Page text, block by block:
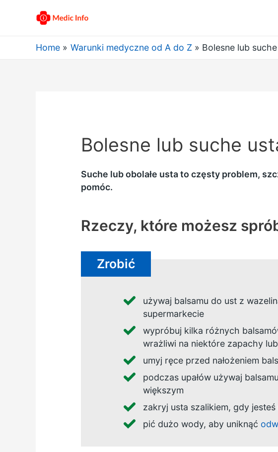
Home Warunki medyczne od A do Z Bolesne lub
Bolesne lub suche
Suche lub obolałe usta to częsty problem,
pomóc.
Rzeczy, które możesz
Zrobić
używaj balsamu do ust z
supermarkecie
wypróbuj kilka różnych
wrażliwi na niektóre zapachy lub
umyj ręce przed nałożeniem
podczas upałów używaj
większym
zakryj usta szalikiem, gdy
pić dużo wody, aby uniknąć